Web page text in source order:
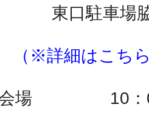
口駐車場脇
（※詳細はこち
会場 10